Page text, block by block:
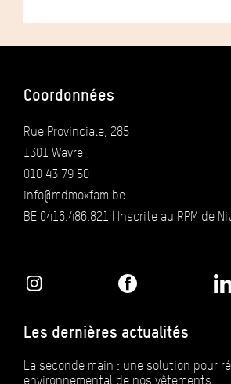
Coordonnées
Rue Provinciale, 285
1301 Wavre
010 43 79 50
info@mdmoxfam.be
BE 0416.486.821 | Inscrite au RPM de
Les dernières actualités
La seconde main : une solution pour
environnemental de nos vêtements